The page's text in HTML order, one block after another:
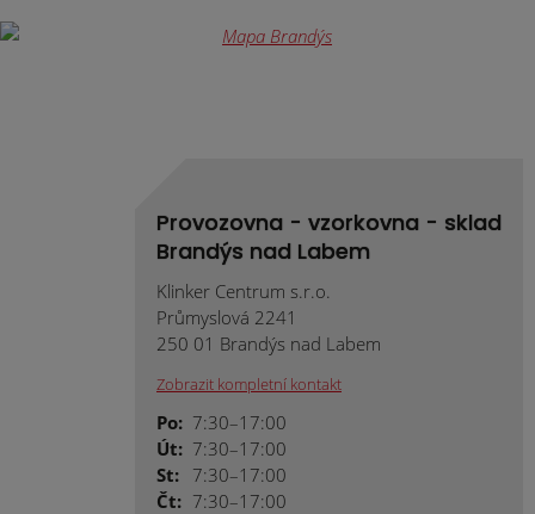
Provozovna - vzorkovna - sklad
Brandýs nad Labem
Klinker Centrum s.r.o.
Průmyslová 2241
250 01 Brandýs nad Labem
Zobrazit kompletní kontakt
Po: 7:30–17:00
Út: 7:30–17:00
St: 7:30–17:00
Čt: 7:30–17:00